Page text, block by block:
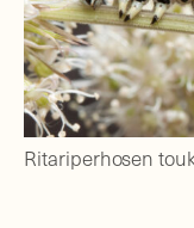
Ritariperhosen